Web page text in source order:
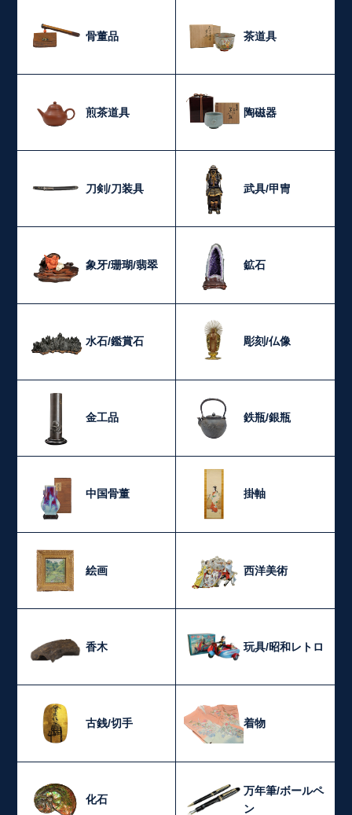
骨董品 茶道具
煎茶道具 陶磁器
刀剣/刀装具 武具/甲冑
象牙/珊瑚/翡翠 鉱石
水石/鑑賞石 彫刻/仏像
金工品 鉄瓶/銀瓶
中国骨董 掛軸
絵画 西洋美術
香木 玩具/昭和レトロ
古銭/切手 着物
化石
万年筆/ボールペ
ン